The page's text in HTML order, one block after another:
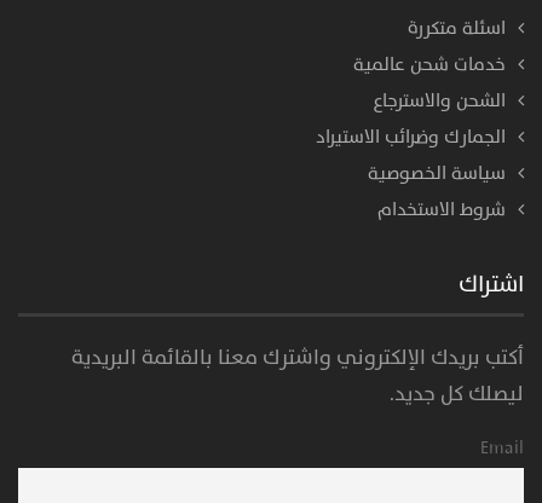
اسئلة متكررة
خدمات شحن عالمية
الشحن والاسترجاع
الجمارك وضرائب الاستيراد
سياسة الخصوصية
شروط الاستخدام
اشتراك
أكتب بريدك الإلكتروني واشترك معنا بالقائمة البريدية
ليصلك كل جديد.
Email